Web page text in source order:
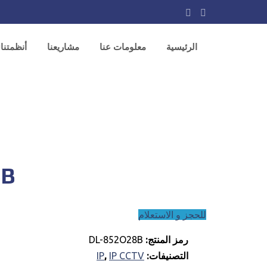
الرئيسية معلومات عنا مشاريعنا أنظمتنا
للحجز و الاستعلام
رمز المنتج: DL-852O28B
التصنيفات:
IP, IP CCTV